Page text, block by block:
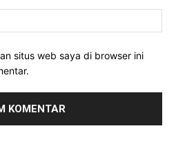
situs web saya di browser ini